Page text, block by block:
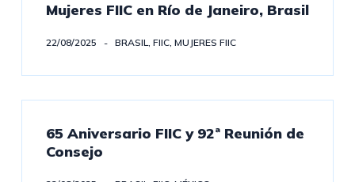
Mujeres FIIC en Río de Janeiro, Brasil
22/08/2025 BRASIL, FIIC, MUJERES FIIC
65 Aniversario FIIC y 92ª Reunión de
Consejo